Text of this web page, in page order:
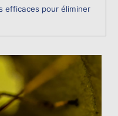
efficaces pour éliminer